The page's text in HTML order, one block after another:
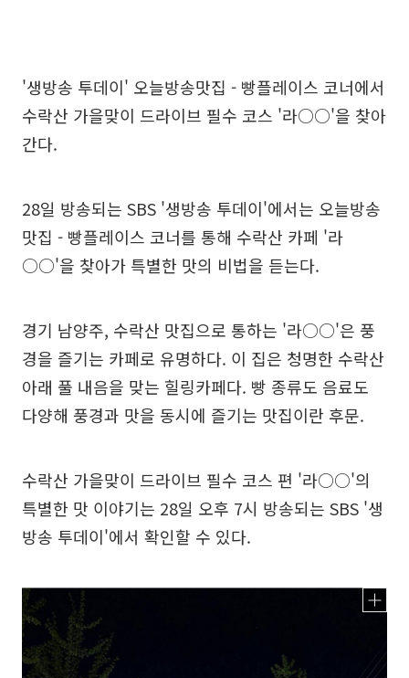
'생방송 투데이' 오늘방송맛집 - 빵플레이스 코너에서
수락산 가을맞이 드라이브 필수 코스 '라○○'을 찾아
간다.
28일 방송되는 SBS '생방송 투데이'에서는 오늘방송
맛집 - 빵플레이스 코너를 통해 수락산 카페 '라
○○'을 찾아가 특별한 맛의 비법을 듣는다.
경기 남양주, 수락산 맛집으로 통하는 '라○○'은 풍
경을 즐기는 카페로 유명하다. 이 집은 청명한 수락산
아래 풀 내음을 맞는 힐링카페다. 빵 종류도 음료도
다양해 풍경과 맛을 동시에 즐기는 맛집이란 후문.
수락산 가을맞이 드라이브 필수 코스 편 '라○○'의
특별한 맛 이야기는 28일 오후 7시 방송되는 SBS '생
방송 투데이'에서 확인할 수 있다.